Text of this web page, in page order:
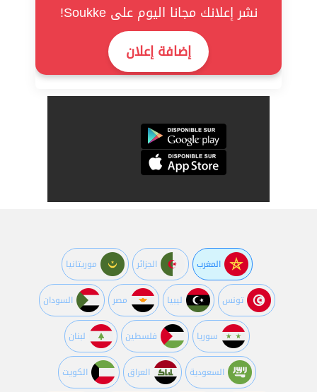
نشر إعلانك مجانا اليوم على Soukke!
إضافة إعلان
المغرب الجزائر موريتانيا
تونس ليبيا مصر السودان
سوريا فلسطين لبنان
السعودية العراق الكويت